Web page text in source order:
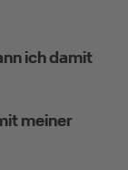
ich damit
meiner